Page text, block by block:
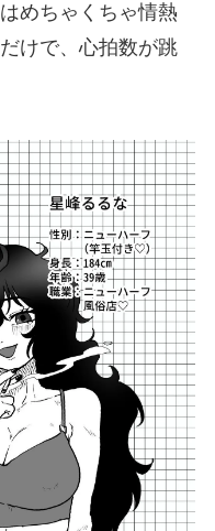
めちゃくちゃ情熱
けで、心拍数が跳